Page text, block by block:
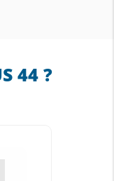
44 ?